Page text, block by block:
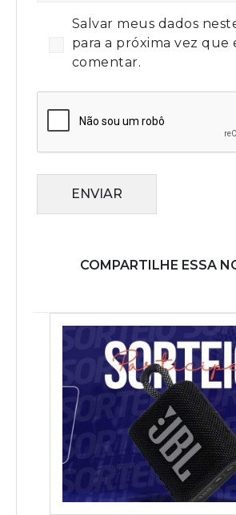
Salvar meus dados
para a próxima vez que
comentar.
ENVIAR
COMPARTILHE ESSA